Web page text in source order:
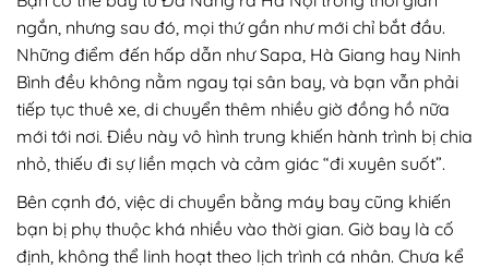
ngắn, nhưng sau đó, mọi thứ gần như mới chỉ bắt đầu.
Những điểm đến hấp dẫn như Sapa, Hà Giang hay Ninh
Bình đều không nằm ngay tại sân bay, và bạn vẫn phải
tiếp tục thuê xe, di chuyển thêm nhiều giờ đồng hồ nữa
mới tới nơi. Điều này vô hình trung khiến hành trình bị chia
nhỏ, thiếu đi sự liền mạch và cảm giác “đi xuyên suốt”.
Bên cạnh đó, việc di chuyển bằng máy bay cũng khiến
bạn bị phụ thuộc khá nhiều vào thời gian. Giờ bay là cố
định, không thể linh hoạt theo lịch trình cá nhân. Chưa kể